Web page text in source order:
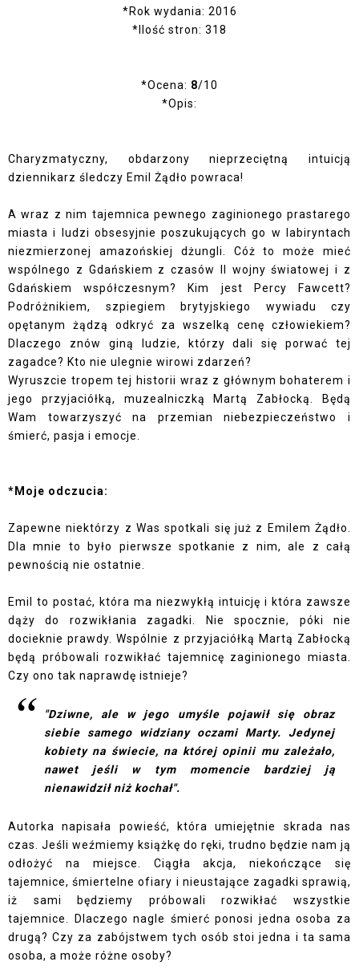
*Rok wydania: 2016
*Ilość stron: 318
*Ocena: 8/10
*Opis:
Charyzmatyczny, obdarzony nieprzeciętną intuicją
dziennikarz śledczy Emil Żądło powraca!
A wraz z nim tajemnica pewnego zaginionego prastarego
miasta i ludzi obsesyjnie poszukujących go w labiryntach
niezmierzonej amazońskiej dżungli. Cóż to może mieć
wspólnego z Gdańskiem z czasów II wojny światowej i z
Gdańskiem współczesnym? Kim jest Percy Fawcett?
Podróżnikiem, szpiegiem brytyjskiego wywiadu czy
opętanym żądzą odkryć za wszelką cenę człowiekiem?
Dlaczego znów giną ludzie, którzy dali się porwać tej
zagadce? Kto nie ulegnie wirowi zdarzeń?
Wyruszcie tropem tej historii wraz z głównym bohaterem i
jego przyjaciółką, muzealniczką Martą Zabłocką. Będą
Wam towarzyszyć na przemian niebezpieczeństwo i
śmierć, pasja i emocje.
*Moje odczucia:
Zapewne niektórzy z Was spotkali się już z Emilem Żądło.
Dla mnie to było pierwsze spotkanie z nim, ale z całą
pewnością nie ostatnie.
Emil to postać, która ma niezwykłą intuicję i która zawsze
dąży do rozwikłania zagadki. Nie spocznie, póki nie
docieknie prawdy. Wspólnie z przyjaciółką Martą Zabłocką
będą próbowali rozwikłać tajemnicę zaginionego miasta.
Czy ono tak naprawdę istnieje?
"Dziwne, ale w jego umyśle pojawił się obraz
siebie samego widziany oczami Marty. Jedynej
kobiety na świecie, na której opinii mu zależało,
nawet jeśli w tym momencie bardziej ją
nienawidził niż kochał".
Autorka napisała powieść, która umiejętnie skrada nas
czas. Jeśli weźmiemy książkę do ręki, trudno będzie nam ją
odłożyć na miejsce. Ciągła akcja, niekończące się
tajemnice, śmiertelne ofiary i nieustające zagadki sprawią,
iż sami będziemy próbowali rozwikłać wszystkie
tajemnice. Dlaczego nagle śmierć ponosi jedna osoba za
drugą? Czy za zabójstwem tych osób stoi jedna i ta sama
osoba, a może różne osoby?